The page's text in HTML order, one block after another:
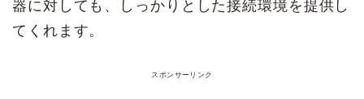
器に対しても、しっかりとした接続環境を提供し
てくれます。
スポンサーリンク